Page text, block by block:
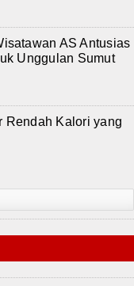
AS Antusias
Unggulan Sumut
Rendah Kalori yang